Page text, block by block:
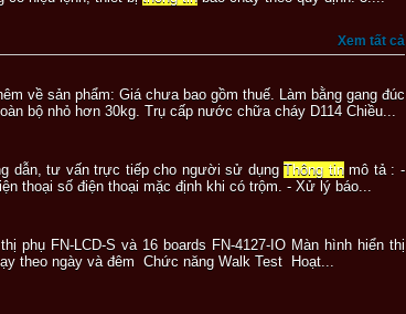
Xem tất cả
về sản phẩm: Giá chưa bao gồm thuế. Làm bằng gang đúc
bộ nhỏ hơn 30kg. Trụ cấp nước chữa cháy D114 Chiều...
dẫn, tư vấn trực tiếp cho người sử dụngThông tinmô tả : -
thoại số điện thoại mặc định khi có trộm. - Xử lý báo...
phụ FN-LCD-S và 16 boards FN-4127-IO Màn hình hiển thị
theo ngày và đêm Chức năng Walk Test Hoạt...